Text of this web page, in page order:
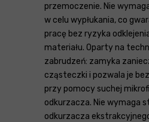
przemoczenie. Nie
w celu wypłukania, co
pracę bez ryzyka
materiału. Oparty na
zabrudzeń: zamyka
cząsteczki i pozwala je
przy pomocy suchej
odkurzacza. Nie wymaga
odkurzacza